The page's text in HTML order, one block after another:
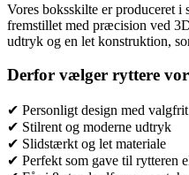
Vores boksskilte er produceret
fremstillet med præcision ved
udtryk og en let konstruktion,
Derfor vælger ryttere
✔ Personligt design med
✔ Stilrent og moderne udtryk
✔ Slidstærkt og let materiale
✔ Perfekt som gave til rytteren